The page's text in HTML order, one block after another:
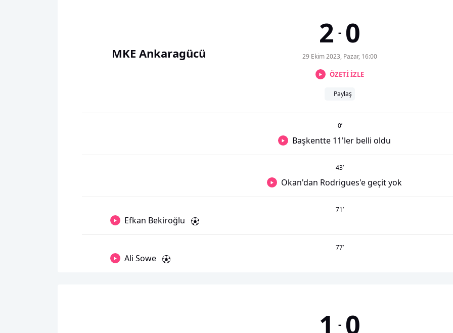
MKE Ankaragücü
2 - 0
29 Ekim 2023, Pazar, 16:00
ÖZETİ İZLE
Paylaş
0’
Başkentte 11'ler belli oldu
43’
Okan'dan Rodrigues'e geçit yok
71’
Efkan Bekiroğlu
77’
Ali Sowe
1 - 0